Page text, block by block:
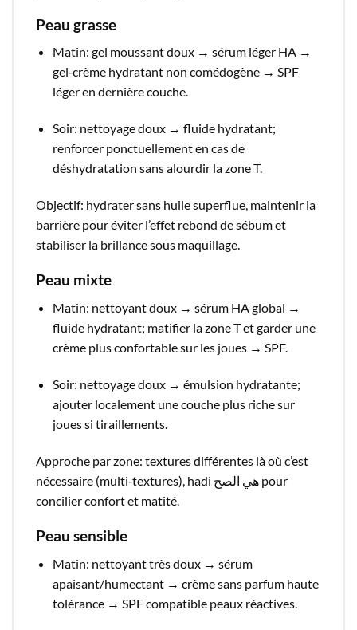
Peau grasse
Matin: gel moussant doux → sérum léger HA →
gel‑crème hydratant non comédogène → SPF
léger en dernière couche.​
Soir: nettoyage doux → fluide hydratant;
renforcer ponctuellement en cas de
déshydratation sans alourdir la zone T.​
Objectif: hydrater sans huile superflue, maintenir la
barrière pour éviter l’effet rebond de sébum et
stabiliser la brillance sous maquillage.​
Peau mixte
Matin: nettoyant doux → sérum HA global →
fluide hydratant; matifier la zone T et garder une
crème plus confortable sur les joues → SPF.​
Soir: nettoyage doux → émulsion hydratante;
ajouter localement une couche plus riche sur
joues si tiraillements.​
Approche par zone: textures différentes là où c’est
nécessaire (multi‑textures), hadi هي الصح pour
concilier confort et matité.​
Peau sensible
Matin: nettoyant très doux → sérum
apaisant/humectant → crème sans parfum haute
tolérance → SPF compatible peaux réactives.​